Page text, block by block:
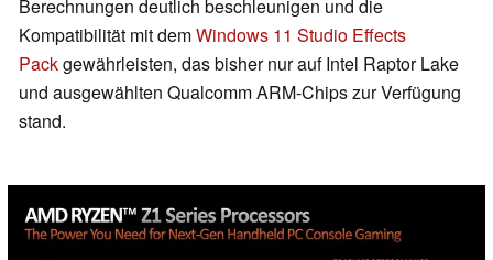
Berechnungen deutlich beschleunigen und die
Kompatibilität mit demWindows 11 Studio Effects
Packgewährleisten, das bisher nur auf Intel Raptor Lake
und ausgewählten Qualcomm ARM-Chips zur Verfügung
stand.